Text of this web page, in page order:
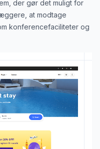
der gør det muligt for
at modtage
konferencefaciliteter og